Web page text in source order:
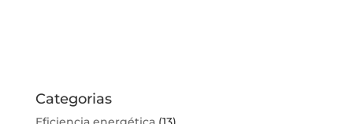
Categorias